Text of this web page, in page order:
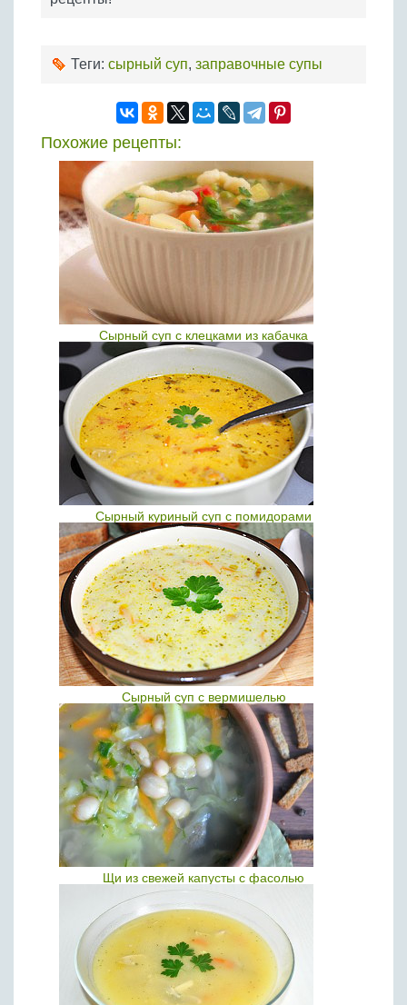
Теги: сырный суп, заправочные супы
Похожие рецепты:
Сырный суп с клецками из кабачка
Сырный куриный суп с помидорами
Сырный суп с вермишелью
Щи из свежей капусты с фасолью